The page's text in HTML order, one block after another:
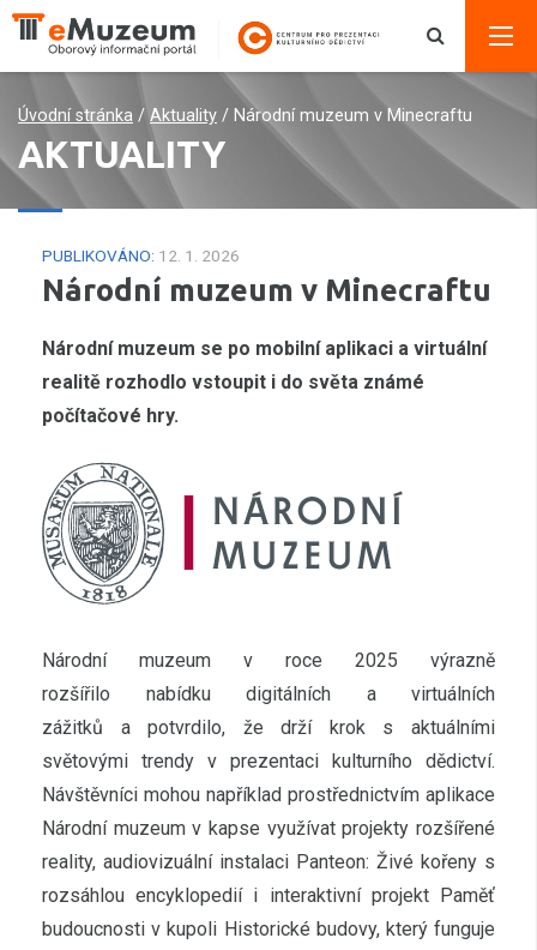
Úvodní stránka / Aktuality / Národní muzeum v Minecraftu
AKTUALITY
PUBLIKOVÁNO: 12. 1. 2026
Národní muzeum v Minecraftu
Národní muzeum se po mobilní aplikaci a virtuální
realitě rozhodlo vstoupit i do světa známé
počítačové hry.
Národní muzeum v roce 2025 výrazně
rozšířilo nabídku digitálních a virtuálních
zážitků a potvrdilo, že drží krok s aktuálními
světovými trendy v prezentaci kulturního dědictví.
Návštěvníci mohou například prostřednictvím aplikace
Národní muzeum v kapse využívat projekty rozšířené
reality, audiovizuální instalaci Panteon: Živé kořeny s
rozsáhlou encyklopedií i interaktivní projekt Paměť
budoucnosti v kupoli Historické budovy, který funguje